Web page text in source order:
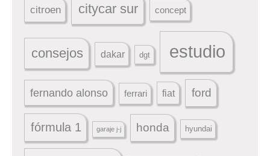
citroen citycar sur concept
consejos dakar dgt estudio
fernando alonso ferrari fiat ford
fórmula 1 garaje j-j honda hyundai